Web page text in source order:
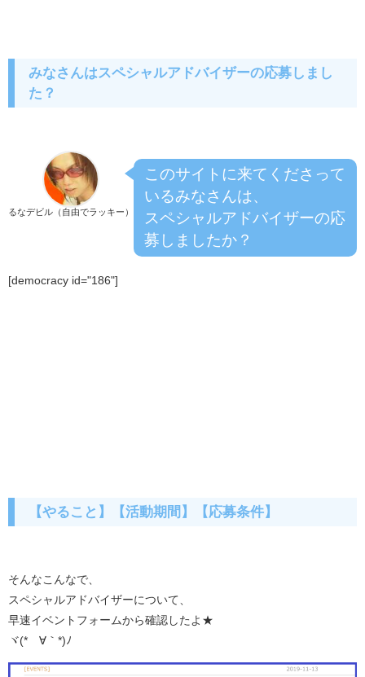
みなさんはスペシャルアドバイザーの応募しまし
た？
るなデビル（自由でラッキー）
このサイトに来てくださって
いるみなさんは、
スペシャルアドバイザーの応
募しましたか？
[democracy id="186"]
【やること】【活動期間】【応募条件】
そんなこんなで、
スペシャルアドバイザーについて、
早速イベントフォームから確認したよ★
ヾ(*´∀｀*)ﾉ